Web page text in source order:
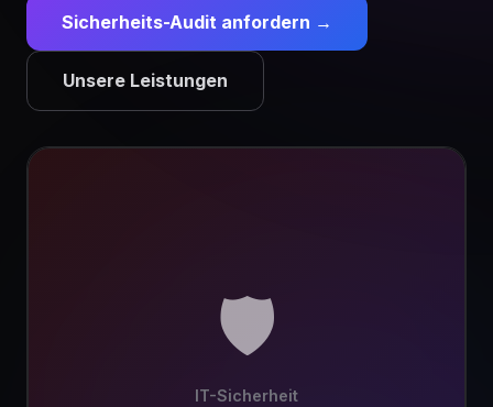
Sicherheits-Audit anfordern →
Unsere Leistungen
🛡️
IT-Sicherheit